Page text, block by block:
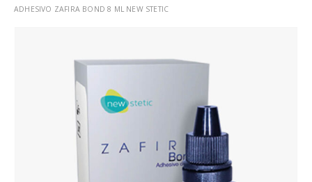
ADHESIVO ZAFIRA BOND 8 ML NEW STETIC